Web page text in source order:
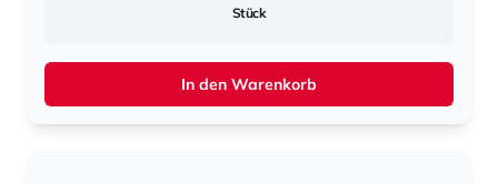
Stück
In den Warenkorb